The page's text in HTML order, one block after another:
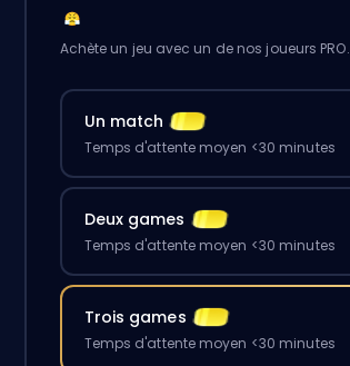
Achète un jeu avec un de nos joueurs PRO.
Un match
Temps d'attente moyen <30 minutes
Deux games
Temps d'attente moyen <30 minutes
Trois games
Temps d'attente moyen <30 minutes